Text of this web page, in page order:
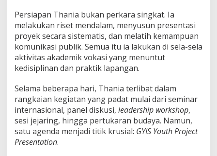
Persiapan Thania bukan perkara singkat. Ia
melakukan riset mendalam, menyusun presentasi
proyek secara sistematis, dan melatih kemampuan
komunikasi publik. Semua itu ia lakukan di sela-sela
aktivitas akademik vokasi yang menuntut
kedisiplinan dan praktik lapangan.
Selama beberapa hari, Thania terlibat dalam
rangkaian kegiatan yang padat mulai dari seminar
internasional, panel diskusi, leadership workshop,
sesi jejaring, hingga pertukaran budaya. Namun,
satu agenda menjadi titik krusial: GYIS Youth Project
Presentation.